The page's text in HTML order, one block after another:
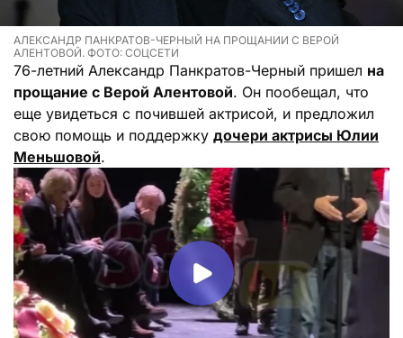
АЛЕКСАНДР ПАНКРАТОВ-ЧЕРНЫЙ НА ПРОЩАНИИ С ВЕРОЙ
АЛЕНТОВОЙ. ФОТО: СОЦСЕТИ
76-летний Александр Панкратов-Черный пришел на
прощание с Верой Алентовой. Он пообещал, что
еще увидеться с почившей актрисой, и предложил
свою помощь и поддержку дочери актрисы Юлии
Меньшовой.